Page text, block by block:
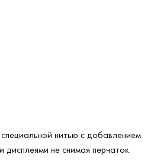
нитью с добавлением
не снимая перчаток.